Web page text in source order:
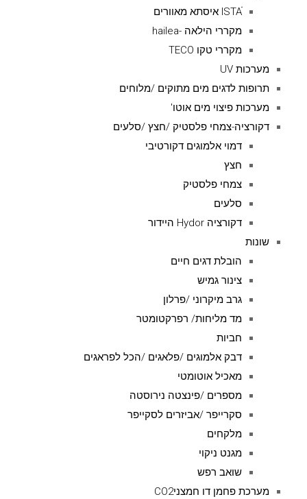
ISTAׁׂ איסתא מאוורים
מקררי הילאה -hailea
מקררי טקו TECO
מערכות UV
תרופות לדגים מים מתוקים /מלוחים
מערכות פיצוי מים אוטו'
דקורציה-צמחי פלסטיק /חצץ /סלעים
דמוי אלמוגים דקורטיבי
חצץ
צמחי פלסטיק
סלעים
דקורציה Hydor היידור
שונות
הובלת דגים חיים
צינור גמיש
גרב מיקרוני /פרלון
מד מליחות/ רפרקטומטר
חביות
דבק אלמוגים /פלאגים /הכל לפראגים
מאכיל אוטומטי
מספרים /פינצטה נירוסטה
סקרייפר /אביזרים לסקייפר
מלקחים
מגנט ניקוי
שואב רפש
מערכת פחמן דו חמצניCO2